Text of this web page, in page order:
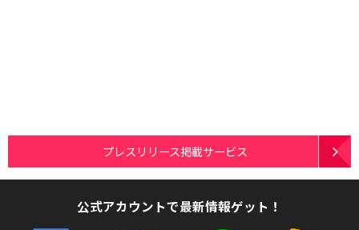
プレスリリース掲載サービス
公式アカウントで最新情報ゲット！